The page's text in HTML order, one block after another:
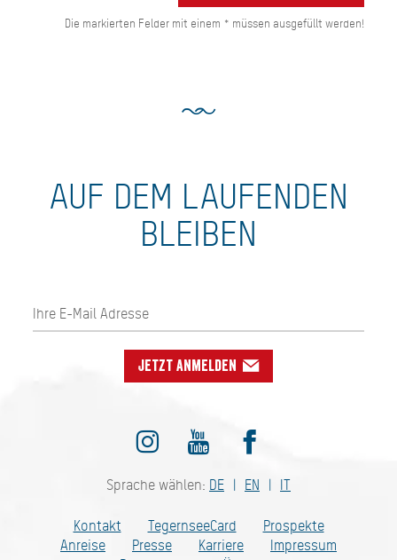
Die markierten Felder mit einem * müssen ausgefüllt werden!
AUF DEM LAUFENDEN
BLEIBEN
Jetzt anmelden
Sprache wählen: DE EN IT
Kontakt TegernseeCard
Prospekte
Anreise
Presse Karriere
Impressum